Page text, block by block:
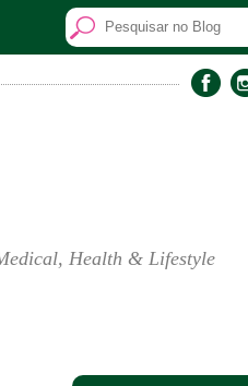
Health & Lifestyle